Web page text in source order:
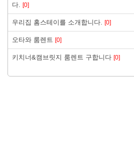
다. [0]
우리집 홈스테이를 소개합니다. [0]
오타와 룸렌트 [0]
키치너&캠브릿지 룸렌트 구합니다 [0]